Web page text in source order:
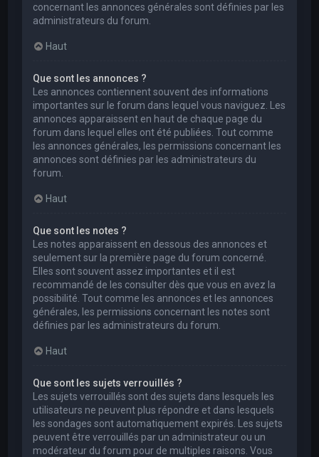
concernant les annonces générales sont définies par les
administrateurs du forum.
Haut
Que sont les annonces ?
Les annonces contiennent souvent des informations
importantes sur le forum dans lequel vous naviguez. Les
annonces apparaissent en haut de chaque page du
forum dans lequel elles ont été publiées. Tout comme
les annonces générales, les permissions concernant les
annonces sont définies par les administrateurs du
forum.
Haut
Que sont les notes ?
Les notes apparaissent en dessous des annonces et
seulement sur la première page du forum concerné.
Elles sont souvent assez importantes et il est
recommandé de les consulter dès que vous en avez la
possibilité. Tout comme les annonces et les annonces
générales, les permissions concernant les notes sont
définies par les administrateurs du forum.
Haut
Que sont les sujets verrouillés ?
Les sujets verrouillés sont des sujets dans lesquels les
utilisateurs ne peuvent plus répondre et dans lesquels
les sondages sont automatiquement expirés. Les sujets
peuvent être verrouillés par un administrateur ou un
modérateur du forum pour de multiples raisons. Vous